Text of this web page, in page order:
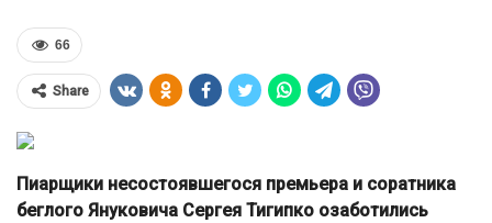
66
Share
Пиарщики несостоявшегося премьера и соратника
беглого Януковича Сергея Тигипко озаботились